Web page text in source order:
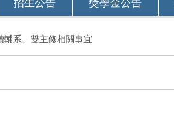
招生公告 獎學金公告
輔系、雙主修相關事宜